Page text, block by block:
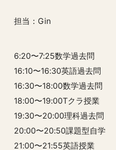
担当：Gin
6:20〜7:25数学過去問
16:10〜16:30英語過去問
16:30〜18:00数学過去問
18:00〜19:00Tクラ授業
19:30〜20:00理科過去問
20:00〜20:50課題型自学
21:00〜21:55英語授業